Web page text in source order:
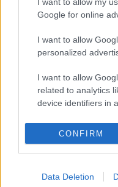
Google for online
I want to allow
personalized
I want to allow
related to analytics
device identifiers in
I want to allow
related to
related to
CONFIRM
Data Deletion
kényelmi funkciók
rendszeres…